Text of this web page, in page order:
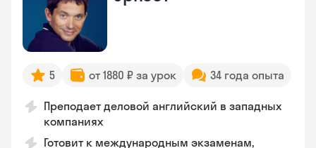
5 от 1880 ₽ за урок 34 года опыта
Преподает деловой английский в западных
компаниях
Готовит к международным экзаменам,